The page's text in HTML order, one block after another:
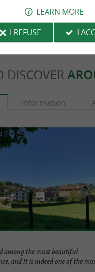
DISCOVER
Information
among the most beautiful
and it is indeed one of the
LEARN MORE
I REFUSE
I